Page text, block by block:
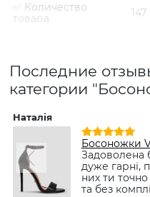
✅ Количество
товара
147
✅ Самый дешевый
товар
товар
популярный товар
Последние
категории
Наталія
Босоножки
Задоволена
дуже гарні,
них ти
та без